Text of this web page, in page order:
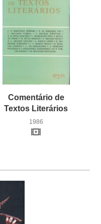
Comentário de
Textos Literários
1986